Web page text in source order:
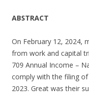
ABSTRACT
On February 12, 2024,
from work and capital
709 Annual Income –
comply with the filing
2023. Great was their